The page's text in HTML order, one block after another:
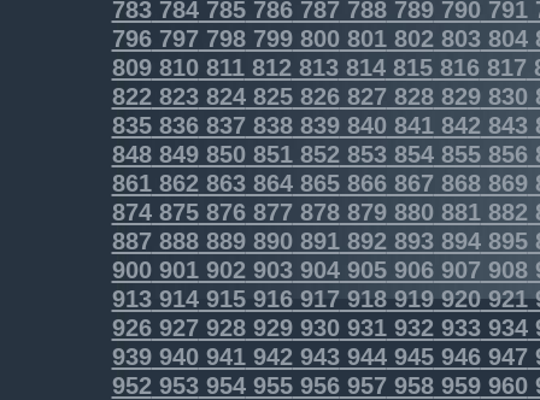
783784785786787788789790791
796797798799800801802803804
809810811812813814815816817
822823824825826827 828829830
835836837838839840841842843
848849850851852853854855856
861862863864865866867 868869
874875876877 878879880 881882
887888889890891892893894895
900901902903904905906907 908
913914915916917918919920921
926927928929930931932933934
939940941942943944945946947
952953954955956957958959960